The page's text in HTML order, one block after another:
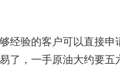
经验的客户可以直接申
，一手原油大约要五